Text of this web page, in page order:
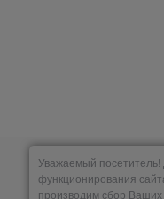
Уважаемый посетитель!
функционирования
производим сбор